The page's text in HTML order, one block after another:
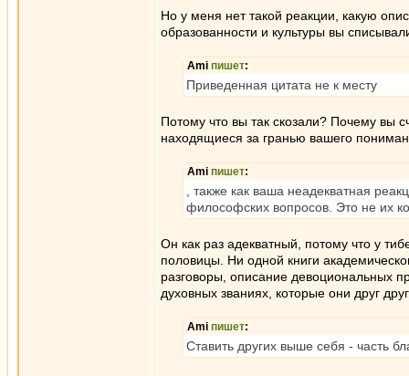
Но у меня нет такой реакции, какую
образованности и культуры вы
Ami пишет:
Приведенная цитата не к месту
Потому что вы так скозали? Почему вы
находящиеся за гранью вашего
Ami пишет:
, также как ваша неадекватная
философских вопросов. Это не их
Он как раз адекватный, потому что у
половицы. Ни одной книги
разговоры, описание девоциональных
духовных званиях, которые они друг
Ami пишет:
Ставить других выше себя - часть